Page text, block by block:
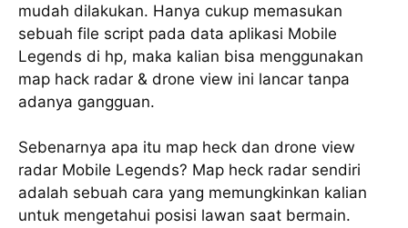
mudah dilakukan. Hanya cukup memasukan
sebuah file script pada data aplikasi Mobile
Legends di hp, maka kalian bisa menggunakan
map hack radar & drone view ini lancar tanpa
adanya gangguan.
Sebenarnya apa itu map heck dan drone view
radar Mobile Legends? Map heck radar sendiri
adalah sebuah cara yang memungkinkan kalian
untuk mengetahui posisi lawan saat bermain.